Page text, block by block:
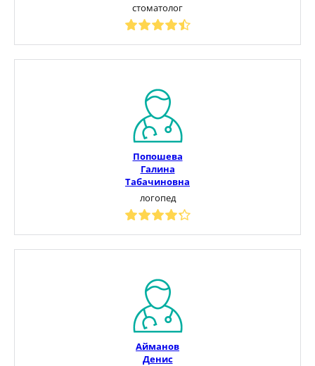
стоматолог
Попошева
Галина
Табачиновна
логопед
Айманов
Денис